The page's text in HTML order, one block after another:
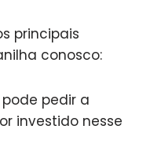
principais
conosco:
pedir a
investido nesse